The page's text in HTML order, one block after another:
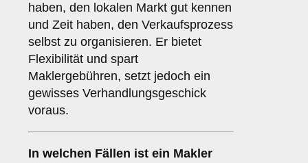
haben, den lokalen Markt gut kennen
und Zeit haben, den Verkaufsprozess
selbst zu organisieren. Er bietet
Flexibilität und spart
Maklergebühren, setzt jedoch ein
gewisses Verhandlungsgeschick
voraus.
In welchen Fällen ist ein Makler